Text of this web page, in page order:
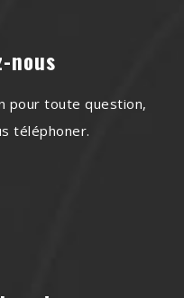
nous
pour toute question,
téléphoner.